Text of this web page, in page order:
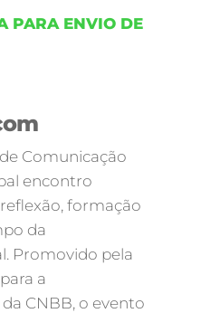
PARA ENVIO DE
Comunicação
encontro
formação
da
Promovido pela
a
CNBB, o evento